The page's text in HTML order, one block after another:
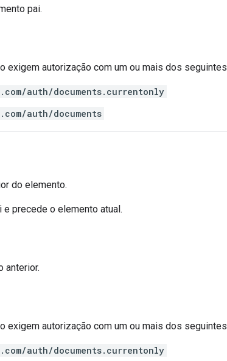
pai.
exigem autorização com um ou mais dos seguintes
auth/documents.currentonly
auth/documents
do elemento.
precede o elemento atual.
anterior.
exigem autorização com um ou mais dos seguintes
auth/documents.currentonly